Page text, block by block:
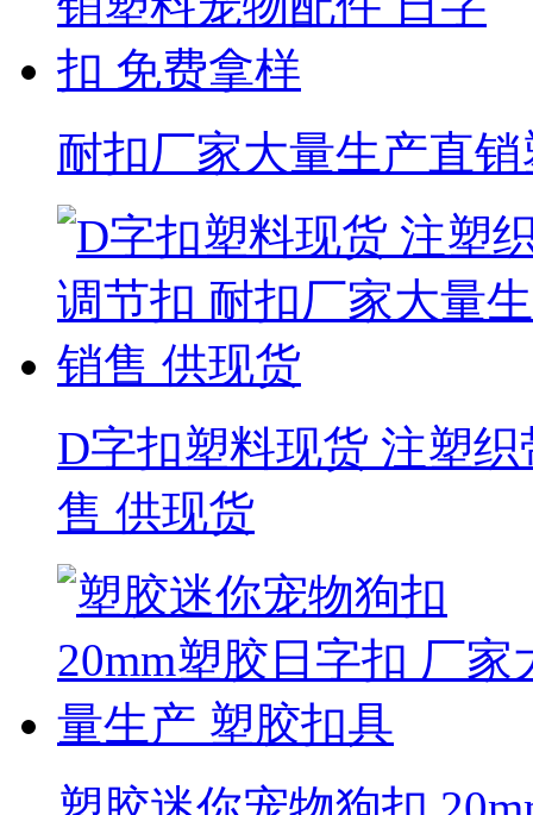
耐扣厂家大量生产直
D字扣塑料现货 注塑
售 供现货